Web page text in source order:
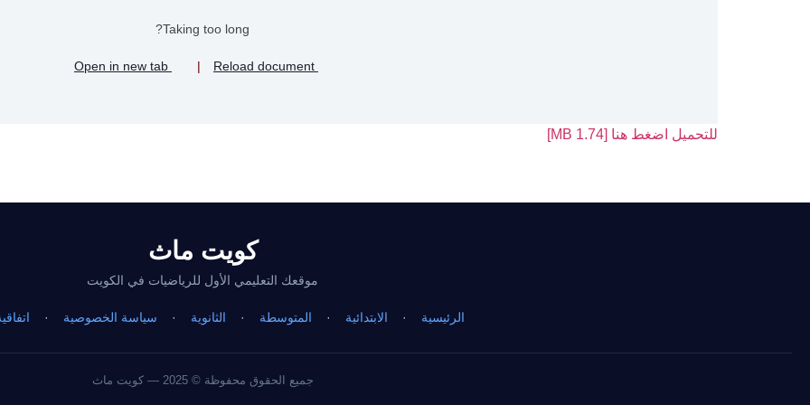
Taking too long?
|
للتحميل اضغط هنا [1.74 MB]
كويت ماث
موقعك التعليمي الأول للرياضيات في الكويت
الرئيسية · الابتدائية · المتوسطة · الثانوية · سياسة الخصوصية ·
جميع الحقوق محفوظة © 2025 — كويت ماث